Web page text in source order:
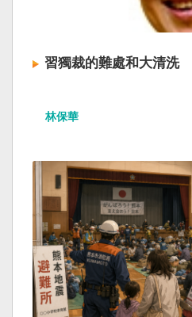
習獨裁的難處和大清洗
林保華